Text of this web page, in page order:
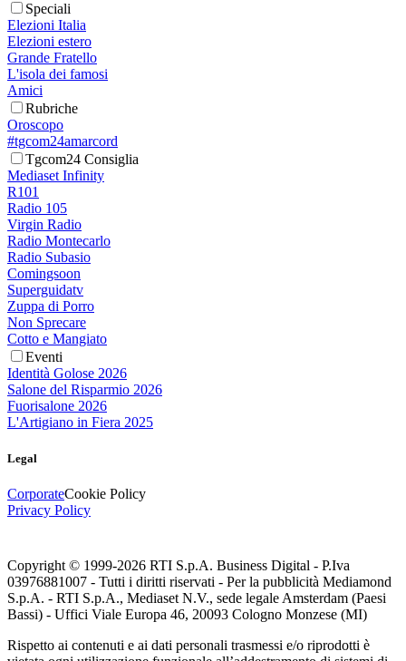
Speciali
Elezioni Italia
Elezioni estero
Grande Fratello
L'isola dei famosi
Amici
Rubriche
Oroscopo
#tgcom24amarcord
Tgcom24 Consiglia
Mediaset Infinity
R101
Radio 105
Virgin Radio
Radio Montecarlo
Radio Subasio
Comingsoon
Superguidatv
Zuppa di Porro
Non Sprecare
Cotto e Mangiato
Eventi
Identità Golose 2026
Salone del Risparmio 2026
Fuorisalone 2026
L'Artigiano in Fiera 2025
Legal
CorporateCookie Policy
Privacy Policy
Copyright © 1999-2026 RTI S.p.A. Business Digital - P.Iva
03976881007 - Tutti i diritti riservati - Per la pubblicità Mediamond
S.p.A. - RTI S.p.A., Mediaset N.V., sede legale Amsterdam (Paesi
Bassi) - Uffici Viale Europa 46, 20093 Cologno Monzese (MI)
Rispetto ai contenuti e ai dati personali trasmessi e/o riprodotti è